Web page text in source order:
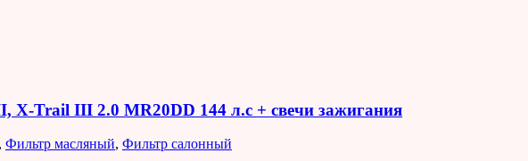
X-Trail III 2.0 MR20DD 144 л.с + свечи зажигания
, Фильтр масляный, Фильтр салонный